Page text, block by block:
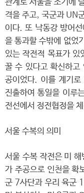
관계로 서울을 조기에
격을 주고, 국군과 UN
이다. 또 낙동강 방어
을 통과할 수밖에 없었
있는 작전적 목표가 있
꿀 수 있다고 확신하고
공이었다. 이를 계기로
진출하여 통일을 이루
전선에서 정전협정을
서울 수복의 의미
서울 수복 작전은 미
가 주공으로 인천을 확
군 7사단과 우리 육군